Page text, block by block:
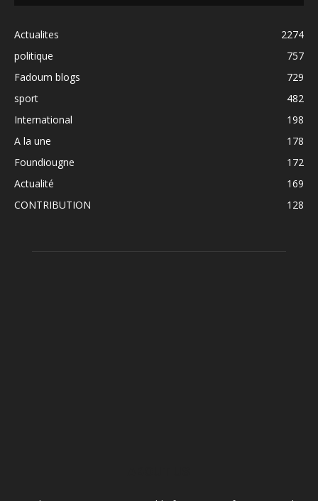
Actualites
2274
politique
757
Fadoum blogs
729
sport
482
International
198
A la une
178
Foundiougne
172
Actualité
169
CONTRIBUTION
128